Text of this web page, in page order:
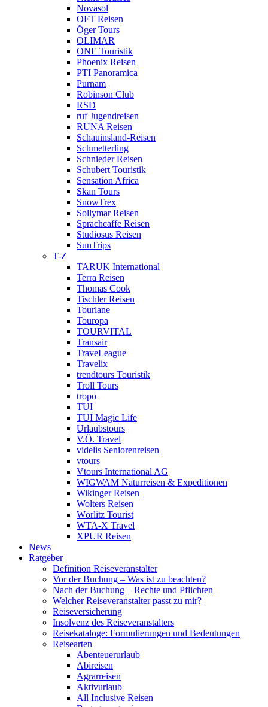
Novasol
OFT Reisen
Öger Tours
OLIMAR
ONE Touristik
Phoenix Reisen
PTI Panoramica
Purnam
Robinson Club
RSD
ruf Jugendreisen
RUNA Reisen
Schauinsland-Reisen
Schmetterling
Schnieder Reisen
Schubert Touristik
Sensation Africa
Skan Tours
SnowTrex
Sollymar Reisen
Sprachcaffe Reisen
Studiosus Reisen
SunTrips
T-Z
TARUK International
Terra Reisen
Thomas Cook
Tischler Reisen
Tourlane
Touropa
TOURVITAL
Transair
TraveLeague
Travelix
trendtours Touristik
Troll Tours
tropo
TUI
TUI Magic Life
Urlaubstours
V.Ö. Travel
videlis Seniorenreisen
vtours
Vtours International AG
WIGWAM Naturreisen & Expeditionen
Wikinger Reisen
Wolters Reisen
Wörlitz Tourist
WTA-X Travel
XPUR Reisen
News
Ratgeber
Definition Reiseveranstalter
Vor der Buchung – Was ist zu beachten?
Nach der Buchung – Rechte und Pflichten
Welcher Reiseveranstalter passt zu mir?
Reiseversicherung
Insolvenz des Reiseveranstalters
Reisekataloge: Formulierungen und Bedeutungen
Reisearten
Abenteuerurlaub
Abireisen
Agrarreisen
Aktivurlaub
All Inclusive Reisen